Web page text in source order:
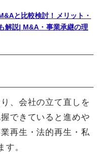
と比較検討！メリット・
解説| M&A・事業承継の理
、会社の立て直しを
できていると進めや
再生・法的再生・私
す。